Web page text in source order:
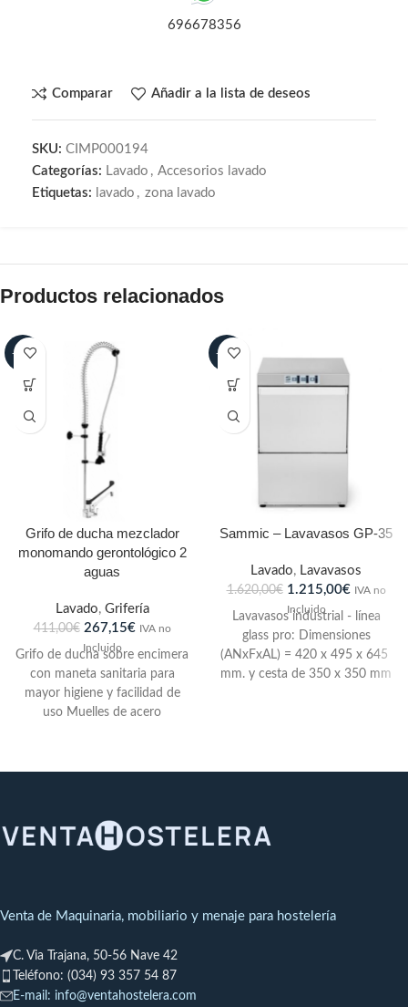
696678356
Comparar Añadir a la lista de deseos
SKU: CIMP000194
Categorías: Lavado , Accesorios lavado
Etiquetas: lavado , zona lavado
Productos relacionados
-35%
Grifo de ducha mezclador
monomando gerontológico 2
aguas
Lavado, Grifería
411,00€ 267,15€ IVA no
Incluido
Grifo de ducha sobre encimera
con maneta sanitaria para
mayor higiene y facilidad de
uso Muelles de acero
-25%
Sammic – Lavavasos GP-35
Lavado, Lavavasos
1.620,00€ 1.215,00€ IVA no
Incluido
Lavavasos industrial - línea
glass pro: Dimensiones
(ANxFxAL) = 420 x 495 x 645
mm. y cesta de 350 x 350 mm
opcional:Dosificador
Venta de Maquinaria, mobiliario y menaje para hostelería
C. Via Trajana, 50-56 Nave 42
Teléfono: (034) 93 357 54 87
E-mail: info@ventahostelera.com